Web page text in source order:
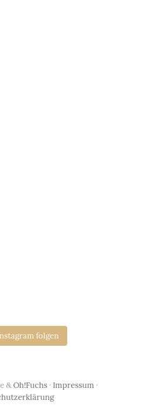
folgen
&Oh!Fuchs· Impressum ·